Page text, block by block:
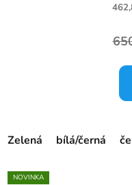
Zelená bílá/černá
NOVINKA